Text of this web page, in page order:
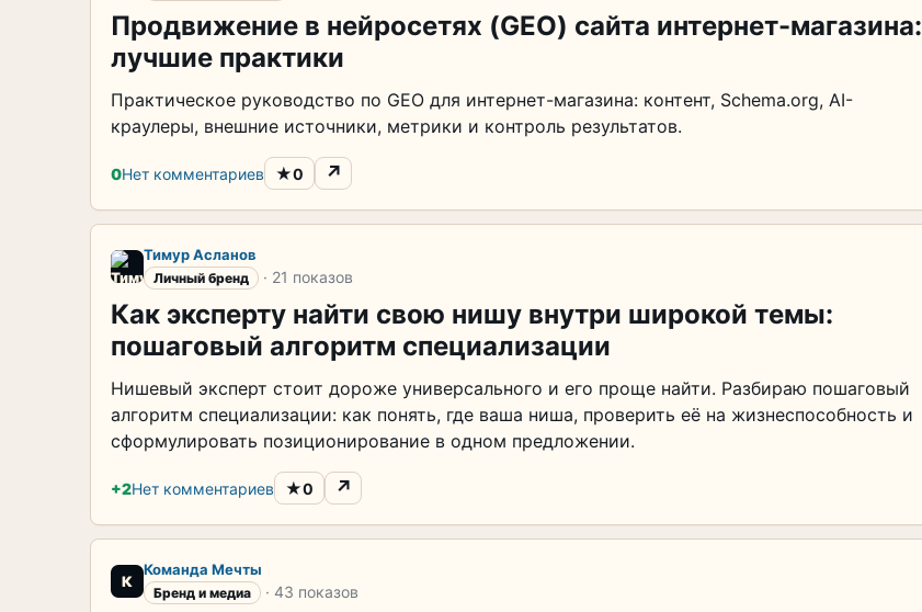
Продвижение в нейросетях (GEO) сайта интернет-магазина:
лучшие практики
Практическое руководство по GEO для интернет-магазина: контент, Schema.org, AI-
краулеры, внешние источники, метрики и контроль результатов.
0Нет комментариев ★0 ↗
Тимур Асланов
Личный бренд · 21 показов
Как эксперту найти свою нишу внутри широкой темы:
пошаговый алгоритм специализации
Нишевый эксперт стоит дороже универсального и его проще найти. Разбираю пошаговый
алгоритм специализации: как понять, где ваша ниша, проверить её на жизнеспособность и
сформулировать позиционирование в одном предложении.
+2Нет комментариев ★0 ↗
К
Команда Мечты
Бренд и медиа · 43 показов